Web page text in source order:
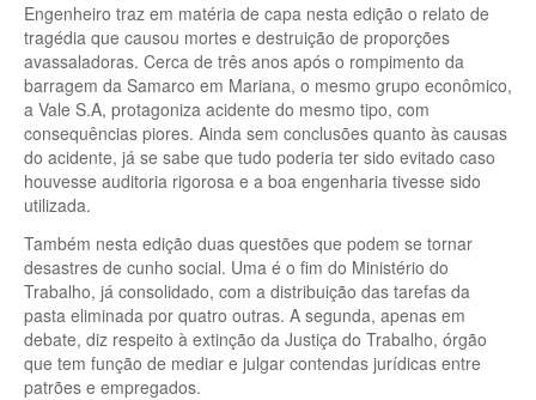
Engenheiro traz em matéria de capa nesta edição o relato de
tragédia que causou mortes e destruição de proporções
avassaladoras. Cerca de três anos após o rompimento da
barragem da Samarco em Mariana, o mesmo grupo econômico,
a Vale S.A, protagoniza acidente do mesmo tipo, com
consequências piores. Ainda sem conclusões quanto às causas
do acidente, já se sabe que tudo poderia ter sido evitado caso
houvesse auditoria rigorosa e a boa engenharia tivesse sido
utilizada.
Também nesta edição duas questões que podem se tornar
desastres de cunho social. Uma é o fim do Ministério do
Trabalho, já consolidado, com a distribuição das tarefas da
pasta eliminada por quatro outras. A segunda, apenas em
debate, diz respeito à extinção da Justiça do Trabalho, órgão
que tem função de mediar e julgar contendas jurídicas entre
patrões e empregados.